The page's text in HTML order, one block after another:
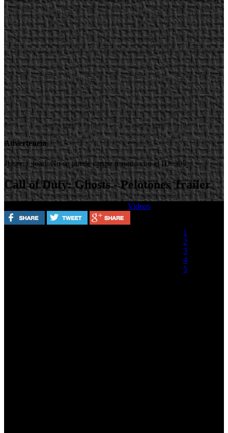
×
Advertencia
JUser: :_load: No se puede cargar usuario con el ID: 395
Call of Duty: Ghosts - Pelotones Trailer
Videos
1
2
3
4
5